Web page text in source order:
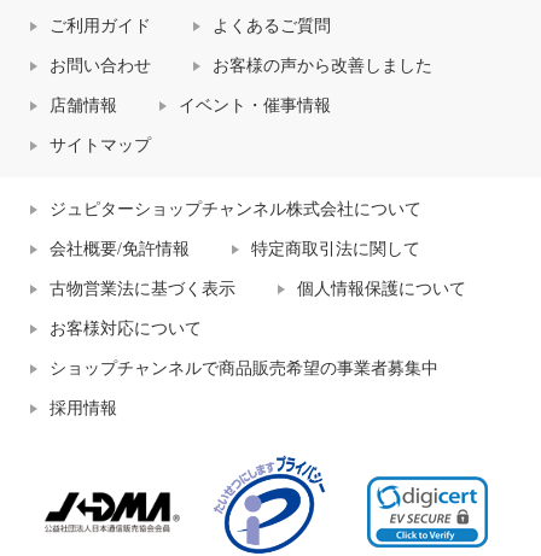
ご利用ガイド よくあるご質問
お問い合わせ お客様の声から改善しました
店舗情報 イベント・催事情報
サイトマップ
ジュピターショップチャンネル株式会社について
会社概要/免許情報 特定商取引法に関して
古物営業法に基づく表示 個人情報保護について
お客様対応について
ショップチャンネルで商品販売希望の事業者募集中
採用情報